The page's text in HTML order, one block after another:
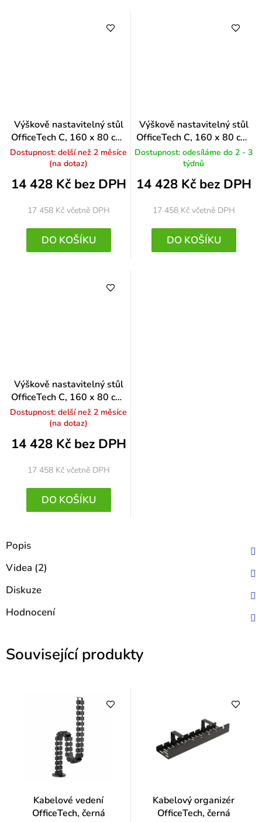
Výškově nastavitelný stůl
OfficeTech C, 160 x 80 cm,
bílá podnož, ořech
Dostupnost: delší než 2 měsíce
(na dotaz)
14 428 Kč bez DPH
17 458 Kč včetně DPH
DO KOŠÍKU
Výškově nastavitelný stůl
OfficeTech C, 160 x 80 cm,
černá podnož, světle šedá
Dostupnost: odesíláme do 2 - 3
týdnů
14 428 Kč bez DPH
17 458 Kč včetně DPH
DO KOŠÍKU
Výškově nastavitelný stůl
OfficeTech C, 160 x 80 cm,
bílá podnož, třešeň
Dostupnost: delší než 2 měsíce
(na dotaz)
14 428 Kč bez DPH
17 458 Kč včetně DPH
DO KOŠÍKU
Popis
Videa (2)
Diskuze
Hodnocení
Související produkty
Kabelové vedení
OfficeTech, černá
Kabelový organizér
OfficeTech, černá